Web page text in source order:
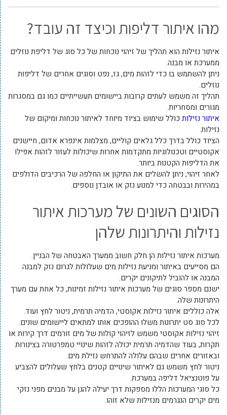
מהו איתור דליפות וכיצד זה עובד?
איתור נזילות הוא תהליך של זיהוי נוכחות של כל סוג של דליפת נוזלים
ממערכת או מבנה.
ניתן להשתמש בו כדי לזהות מים, גז, נפט וסוגים אחרים של דליפות
נוזלים.
תהליך זה משמש לעתים קרובות ביישומים תעשייתיים כמו גם במסגרות
מגורים ומסחריות.
איתור נזילות כולל שימוש בציוד מיוחד לאיתור נוכחות ומיקום של
נזילות.
הציוד כולל בדרך כלל גלאים קוליים, מצלמות אינפרא אדום, חיישנים
אקוסטיים וטכנולוגיות מתקדמות אחרות שיכולות לעזור לזהות אפילו
את הדליפות הקטנות ביותר.
לאחר זיהוי, ניתן להשלים את התיקון או החלפה של הרכיבים הדולפים
במהירות ובבטחה כדי למנוע נזק או אובדן נוספים.
הסוגים השונים של מערכות איתור
נזילות והיתרונות שלהן
מערכות איתור נזילות הן חלק חשוב ממערך האבטחה של הבניין.
הם מסייעים באיתור ומניעת נזילות מים שעלולות לגרום נזק למבנה
המבנה או להוביל לתיקונים יקרים.
ישנם מספר סוגים של מערכות איתור נזילות זמינות, כל אחת עם מערך
היתרונות שלה.
אלה כוללים איתור נזילות אקוסטי, הדמיה תרמית, ניטור לחץ ועוד.
לכל סוג סט יתרונות משלו ההופכים אותו למתאים ליישומים שונים.
זיהוי נזילות אקוסטי משמש לזיהוי קולות של מים זורמים דרך קירות או
תקרות, בעוד שהדמיה תרמית יכולה לזהות שינויי טמפרטורה בצינורות
ובאזורים אחרים שבהם עלולה להתרחש נזילת מים.
ניטור לחץ משמש גם לאיתור שינויים קטנים בלחץ שעלולים להצביע
על פוטנציאל דליפה במערכת.
כל סוגי המערכות הללו מספקות דרך יעילה להגן על מבנים מפני נזקי
מים יקרים הנגרמים מנזילות שלא זוהו.